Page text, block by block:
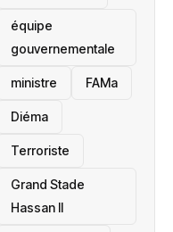
équipe
gouvernementale
ministre FAMa
Diéma
Terroriste
Grand Stade
Hassan II